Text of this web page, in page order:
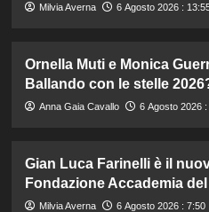
Milvia Averna 6 Agosto 2026 :
Ornella Muti e Monica
Ballando con le stelle
Anna Gaia Cavallo 6 Agosto 2026 :
Gian Luca Farinelli è il
Fondazione Accademia
Milvia Averna 6 Agosto 2026 : 7:50